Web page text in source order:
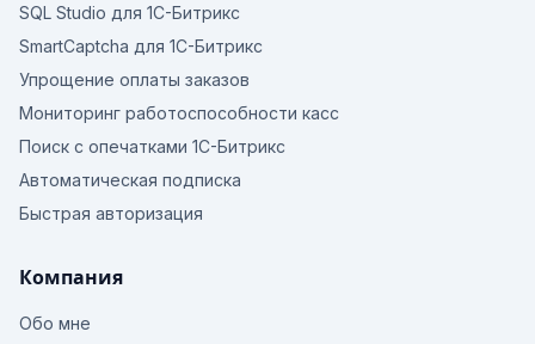
SQL Studio для 1С-Битрикс
SmartCaptcha для 1С-Битрикс
Упрощение оплаты заказов
Мониторинг работоспособности касс
Поиск с опечатками 1С-Битрикс
Автоматическая подписка
Быстрая авторизация
Компания
Обо мне